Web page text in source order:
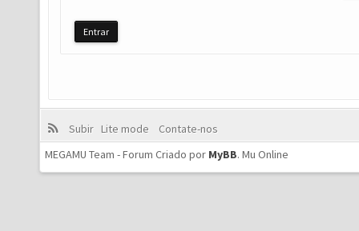
Subir Lite mode
Contate-nos
MEGAMU Team - Forum Criado por MyBB. Mu Online